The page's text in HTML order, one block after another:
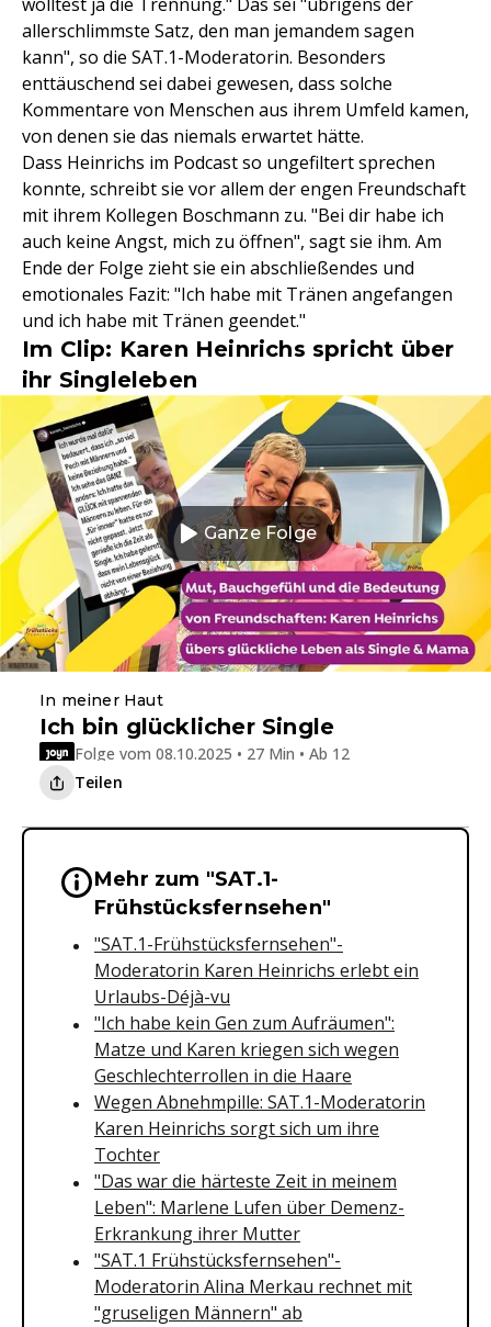
allerschlimmste Satz, den man jemandem sagen
kann", so die SAT.1-Moderatorin. Besonders
enttäuschend sei dabei gewesen, dass solche
Kommentare von Menschen aus ihrem Umfeld kamen,
von denen sie das niemals erwartet hätte.
Dass Heinrichs im Podcast so ungefiltert sprechen
konnte, schreibt sie vor allem der engen Freundschaft
mit ihrem Kollegen Boschmann zu. "Bei dir habe ich
auch keine Angst, mich zu öffnen", sagt sie ihm. Am
Ende der Folge zieht sie ein abschließendes und
emotionales Fazit: "Ich habe mit Tränen angefangen
und ich habe mit Tränen geendet."
Im Clip: Karen Heinrichs spricht über
ihr Singleleben
Ganze Folge
In meiner Haut
Ich bin glücklicher Single
Folge vom 08.10.2025 • 27 Min • Ab 12
Teilen
Wichtige Hinweise &
Mehr zum "SAT.1-
Frühstücksfernsehen"
"SAT.1-Frühstücksfernsehen"-
Moderatorin Karen Heinrichs erlebt ein
Urlaubs-Déjà-vu
"Ich habe kein Gen zum Aufräumen":
Matze und Karen kriegen sich wegen
Geschlechterrollen in die Haare
Wegen Abnehmpille: SAT.1-Moderatorin
Karen Heinrichs sorgt sich um ihre
Tochter
"Das war die härteste Zeit in meinem
Leben": Marlene Lufen über Demenz-
Erkrankung ihrer Mutter
"SAT.1 Frühstücksfernsehen"-
Moderatorin Alina Merkau rechnet mit
"gruseligen Männern" ab